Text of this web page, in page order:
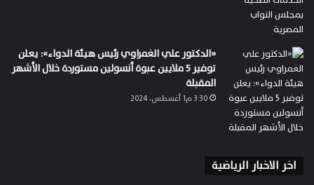
«الدكتور علي الغمراوي رئيس هيئة الدواء»: يعلن
توفير 5 ملايين عبوة أنسولين مستوردة خلال الأشهر
المقبلة
3:30 م1 أغسطس، 2024
اخر الاخبار الرياضية